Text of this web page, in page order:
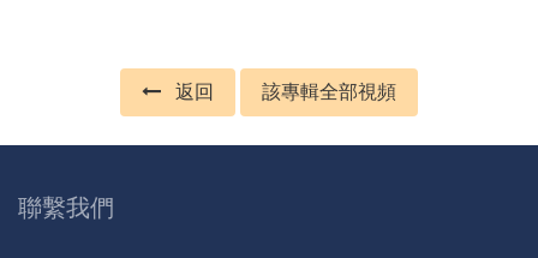
返回 該專輯全部視頻
聯繫我們